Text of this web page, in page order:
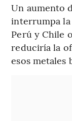
Un aumento
interrumpa
Perú y Chile
reduciría la
esos metales